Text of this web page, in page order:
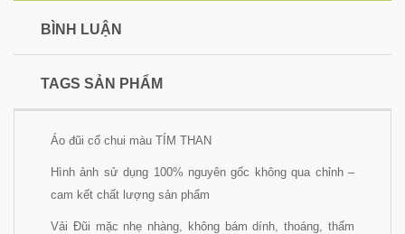
BÌNH LUẬN
TAGS SẢN PHẨM
Áo đũi cổ chui màu TÍM THAN
Hình ảnh sử dụng 100% nguyên gốc không qua chỉnh –
cam kết chất lượng sản phẩm
Vải Đũi mặc nhẹ nhàng, không bám dính, thoáng, thấm